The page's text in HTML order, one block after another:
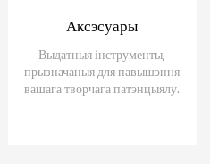
Аксэсуары
Выдатныя інструменты,
прызначаныя для павышэння
вашага творчага патэнцыялу.